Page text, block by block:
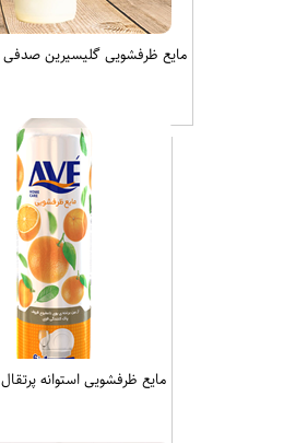
مایع ظرفشویی گلیسیرین صدفی 1000گرمی خاکستر
مایع ظرفشویی استوانه پرتقال 1000 گرم اوه